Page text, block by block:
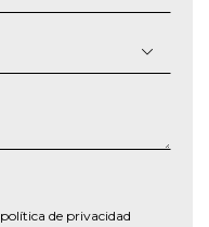
política de privacidad